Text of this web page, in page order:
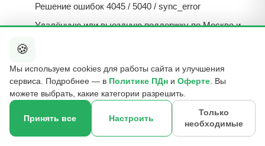
Решение ошибок 4045 / 5040 / sync_error
Удалённую или выездную поддержку по Москве и
Не получается инициализировать
Опишите проблему — проверим и вернёмся с
Оставить контакт ×
🍪
Мы используем cookies для работы сайта и улучшения
сервиса. Подробнее — в Политике ПДн и Оферте . Вы
можете выбрать, какие категории разрешить.
Принять все Настроить
Только
необходимые